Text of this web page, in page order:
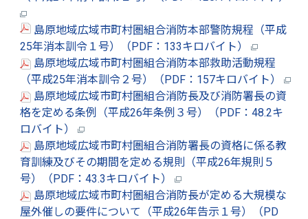
島原地域広域市町村圏組合消防本部警防規程（平成
25年消本訓令１号）（PDF：133キロバイト）
島原地域広域市町村圏組合消防本部救助活動規程
（平成25年消本訓令２号）（PDF：157キロバイト）
島原地域広域市町村圏組合消防長及び消防署長の資
格を定める条例（平成26年条例３号）（PDF：48.2キ
ロバイト）
島原地域広域市町村圏組合消防署長の資格に係る教
育訓練及びその期間を定める規則（平成26年規則５
号）（PDF：43.3キロバイト）
島原地域広域市町村圏組合消防長が定める大規模な
屋外催しの要件について（平成26年告示１号）（PD